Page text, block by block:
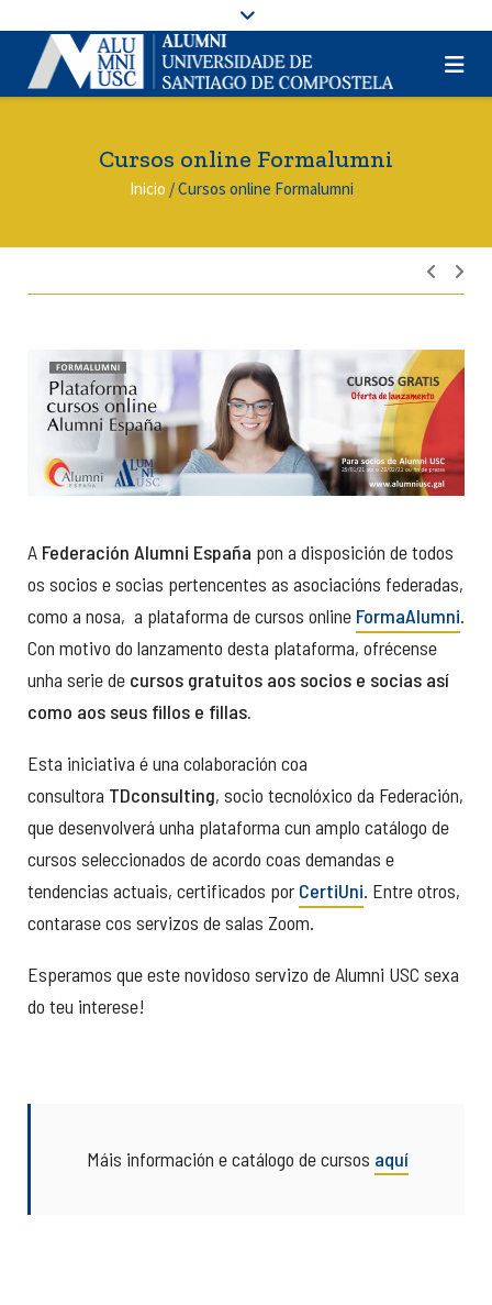
Cursos online Formalumni
Inicio /Cursos online Formalumni
de
A Federación Alumni España pon a disposición de todos
os socios e socias pertencentes as asociacións federadas,
como a nosa, a plataforma de cursos online FormaAlumni.
Con motivo do lanzamento desta plataforma, ofrécense
unha serie de cursos gratuitos aos socios e socias así
como aos seus fillos e fillas.
Esta iniciativa é una colaboración coa
consultora TDconsulting, socio tecnolóxico da Federación,
que desenvolverá unha plataforma cun amplo catálogo de
cursos seleccionados de acordo coas demandas e
tendencias actuais, certificados por CertiUni. Entre otros,
contarase cos servizos de salas Zoom.
Esperamos que este novidoso servizo de Alumni USC sexa
do teu interese!
Máis información e catálogo de cursos aquí